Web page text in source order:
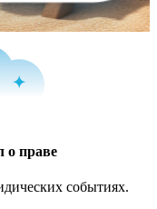
о праве
событиях.